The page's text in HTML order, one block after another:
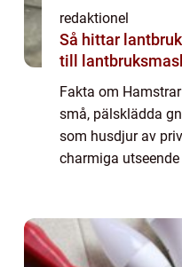
redaktionel
Så hittar
till
Fakta om
små, pälsklädda
som husdjur av
charmiga
en ...